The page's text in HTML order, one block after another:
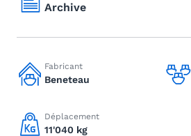
Archive
Fabricant
Beneteau
Déplacement
11'040 kg